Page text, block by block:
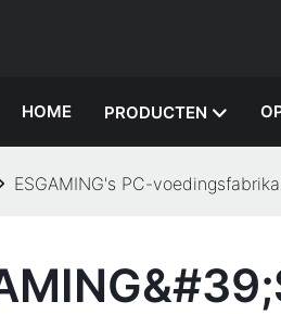
HOME PRODUCTEN
ESGAMING's PC-